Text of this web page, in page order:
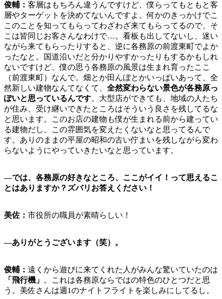
俊輔： 客層はもちろん違うんですけど、僕らってもともと客
層やターゲットを決めてないんですよ。何かのきっかけでこ
このことを知ってもらってわざわざ来てもらってるので、そ
こは皆同じお客さんなわけで…。看板も出してないし、迷い
ながら来てもらったりすると、逆に各務原の前渡東町でよか
ったなと。国道沿いだと分かりやすかったりもするかもしれ
ないですけど、僕の思う各務原の風景は生まれ育ったここ
（前渡東町）なんで。畑とか田んぼとかいっぱいあって、全
然新しい建物なんてなくて、 全然変わらない景色が各務原っ
ぽいと思っているんです。大型店ができても、地域の人たち
が住み、受け継いできたところはそういう良さを残してるな
と思います。このお店の建物も僕が生まれる前から建ってい
る建物だし、この雰囲気を変えたくないなと思ってるんで
す。ありのままの平屋の昭和の古い佇まいを残しながら変わ
らないようにやっていきたいなと思っています。
―では、 各務原の好きなところ、ここがイイ！って思えるこ
とはありますか？ズバリお答えください！
美佐： 市役所の職員が素晴らしい！
―ありがとうございます （笑）。
俊輔： 遠くから遊びに来てくれた人がみんな驚いていたのは
「飛行機」 。これは各務原ならではの特色のひとつだと思
う。美佐さんは週1のナイトフライトを楽しみにしてるし。